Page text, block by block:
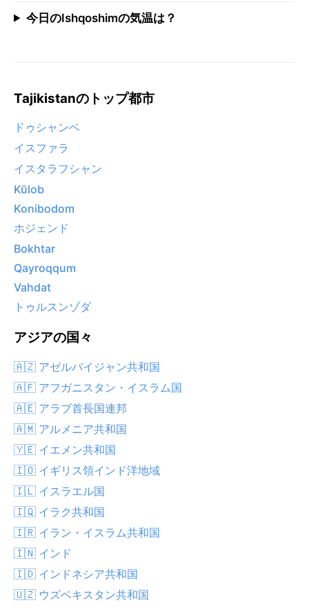
今日のIshqoshimの気温は？
Tajikistanのトップ都市
ドゥシャンベ
イスファラ
イスタラフシャン
Kŭlob
Konibodom
ホジェンド
Bokhtar
Qayroqqum
Vahdat
トゥルスンゾダ
アジアの国々
🇦🇿 アゼルバイジャン共和国
🇦🇫 アフガニスタン・イスラム国
🇦🇪 アラブ首長国連邦
🇦🇲 アルメニア共和国
🇾🇪 イエメン共和国
🇮🇴 イギリス領インド洋地域
🇮🇱 イスラエル国
🇮🇶 イラク共和国
🇮🇷 イラン・イスラム共和国
🇮🇳 インド
🇮🇩 インドネシア共和国
🇺🇿 ウズベキスタン共和国